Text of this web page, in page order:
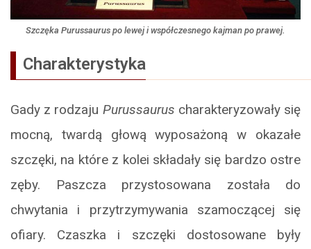
Szczęka Purussaurus po lewej i współczesnego kajman po prawej.
Charakterystyka
Gady z rodzaju Purussaurus charakteryzowały się
mocną, twardą głową wyposażoną w okazałe
szczęki, na które z kolei składały się bardzo ostre
zęby. Paszcza przystosowana została do
chwytania i przytrzymywania szamoczącej się
ofiary. Czaszka i szczęki dostosowane były